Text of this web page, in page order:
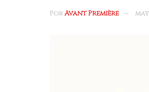
PorAvant Première